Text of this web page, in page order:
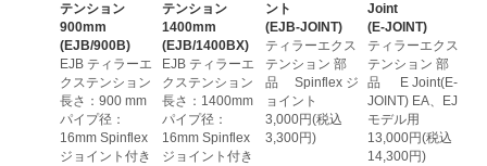
テンション
900mm
(EJB/900B)
EJB ティラーエ
クステンション
長さ：900 mm
パイプ径：
16mm Spinflex
ジョイント付き
テンション
1400mm
(EJB/1400BX)
EJB ティラーエ
クステンション
長さ：1400mm
パイプ径：
16mm Spinflex
ジョイント付き
ント
(EJB-JOINT)
ティラーエクス
テンション 部
品 Spinflex ジ
ョイント
3,000円(税込
3,300円)
Joint
(E-JOINT)
ティラーエクス
テンション 部
品 E Joint(E-
JOINT) EA、EJ
モデル用
13,000円(税込
14,300円)